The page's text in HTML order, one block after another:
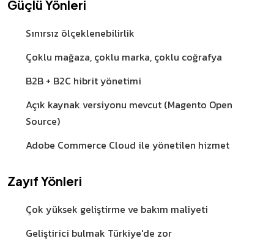
Güçlü Yönleri
Sınırsız ölçeklenebilirlik
Çoklu mağaza, çoklu marka, çoklu coğrafya
B2B + B2C hibrit yönetimi
Açık kaynak versiyonu mevcut (Magento Open
Source)
Adobe Commerce Cloud ile yönetilen hizmet
Zayıf Yönleri
Çok yüksek geliştirme ve bakım maliyeti
Geliştirici bulmak Türkiye'de zor